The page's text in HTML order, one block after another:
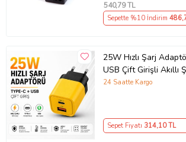
540,79 TL
Sepette %10 İndirim 486
25W Hızlı Şarj
USB Çift Girişli Akıllı
Kompakt Tasarım
24 Saatte Kargo
Sepet Fiyatı 314,10 TL